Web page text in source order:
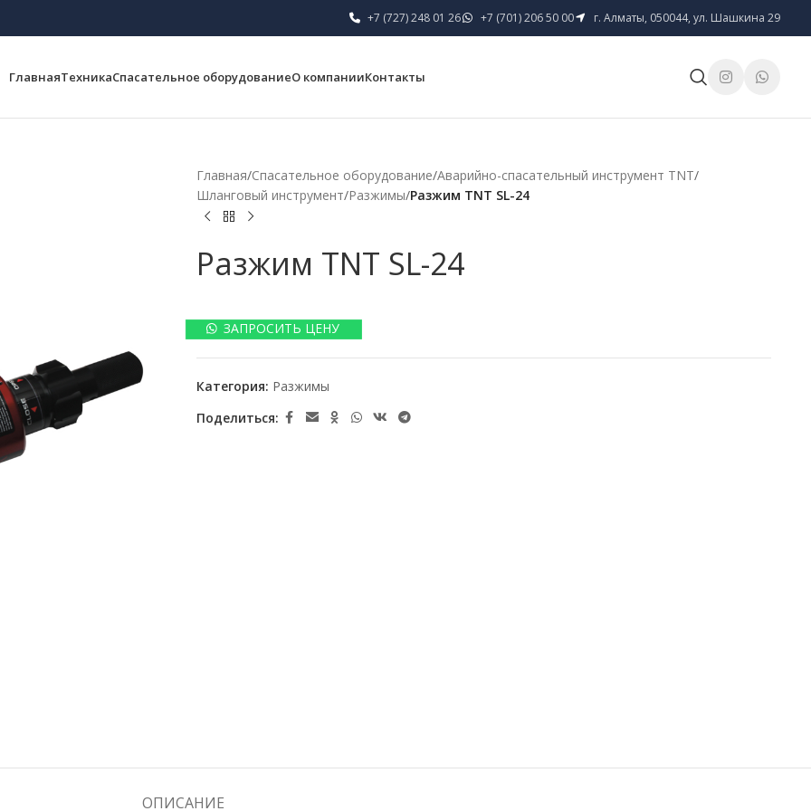
+7 (727) 248 01 26 +7 (701) 206 50 00 г. Алматы, 050044, ул. Шашкина 29
ГлавнаяТехникаСпасательное оборудованиеО компанииКонтакты
Главная/Спасательное оборудование/Аварийно-спасательный инструмент TNT/
Шланговый инструмент/Разжимы/Разжим TNT SL-24
Разжим TNT SL-24
ЗАПРОСИТЬ ЦЕНУ
Категория: Разжимы
Поделиться:
ОПИСАНИЕ